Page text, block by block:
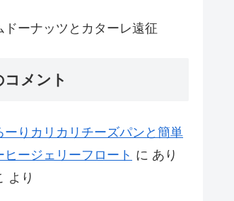
ドーナッツとカターレ遠征
コメント
ーりカリカリチーズパンと簡単
ヒージェリーフロート に あり
より